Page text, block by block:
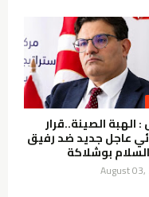
: الهبة الصينة..قرار
عاجل جديد ضد رفيق
بوشلاكة
August